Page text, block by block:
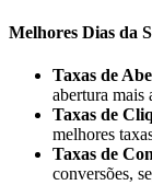
Melhores Dias da
Taxas de
abertura mais
Taxas de
melhores
Taxas de
conversões,